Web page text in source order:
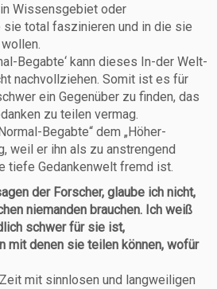
Wissensgebiet oder
total faszinieren und in die sie
Begabte‘ kann dieses In-der Welt-
nachvollziehen. Somit ist es für
ein Gegenüber zu finden, das
zu teilen vermag.
Begabte“ dem „Höher-
weil er ihn als zu anstrengend
tiefe Gedankenwelt fremd ist.
der Forscher, glaube ich nicht,
niemanden brauchen. Ich weiß
schwer für sie ist,
mit denen sie teilen können, wofür
mit sinnlosen und langweiligen